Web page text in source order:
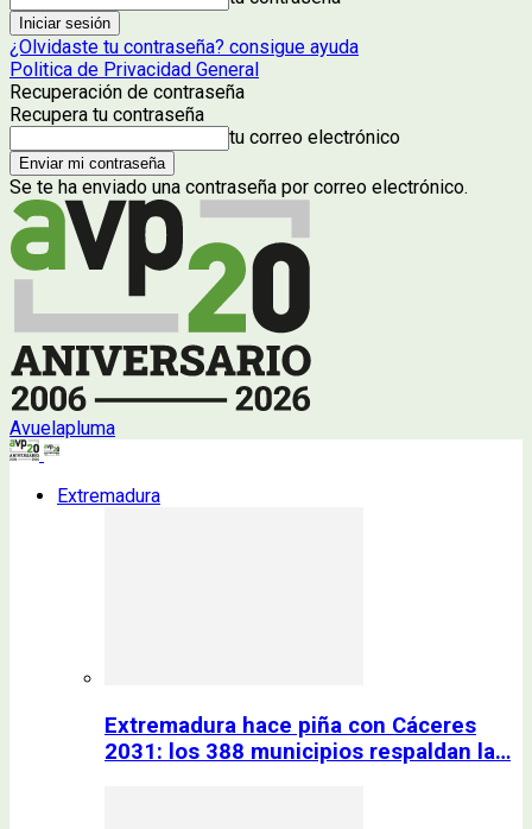
¿Olvidaste tu contraseña? consigue ayuda
Politica de Privacidad General
Recuperación de contraseña
Recupera tu contraseña
tu correo electrónico
Se te ha enviado una contraseña por correo electrónico.
Avuelapluma
Extremadura
Extremadura hace piña con Cáceres
2031: los 388 municipios respaldan la…